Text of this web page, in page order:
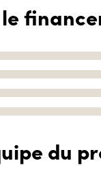
du